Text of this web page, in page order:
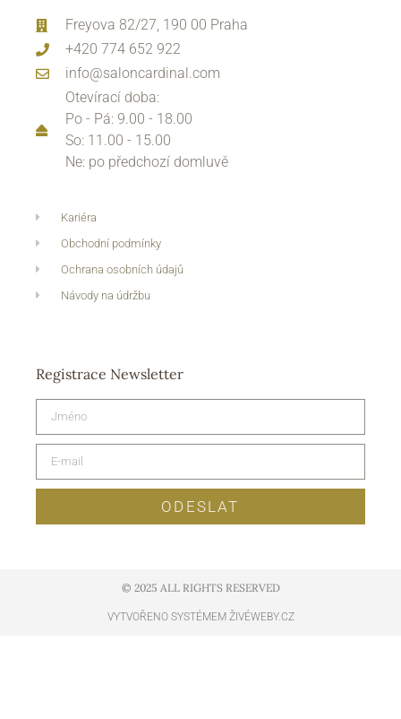
Freyova 82/27, 190 00 Praha
+420 774 652 922
info@saloncardinal.com
Otevírací doba:
Po - Pá: 9.00 - 18.00
So: 11.00 - 15.00
Ne: po předchozí domluvě
Kariéra
Obchodní podmínky
Ochrana osobních údajů
Návody na údržbu
Registrace Newsletter
ODESLAT
© 2025 ALL RIGHTS RESERVED​
VYTVOŘENO SYSTÉMEM ŽIVÉWEBY.CZ